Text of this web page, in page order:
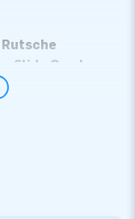
Slide Combo